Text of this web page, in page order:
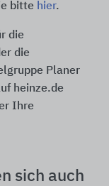
bitte hier.
die
die
Planer
heinze.de
Ihre
sich auch